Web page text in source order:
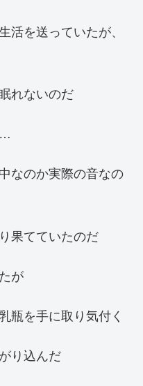
活を送っていたが、
れないのだ
…
なのか実際の音なの
果てていたのだ
が
瓶を手に取り気付く
り込んだ